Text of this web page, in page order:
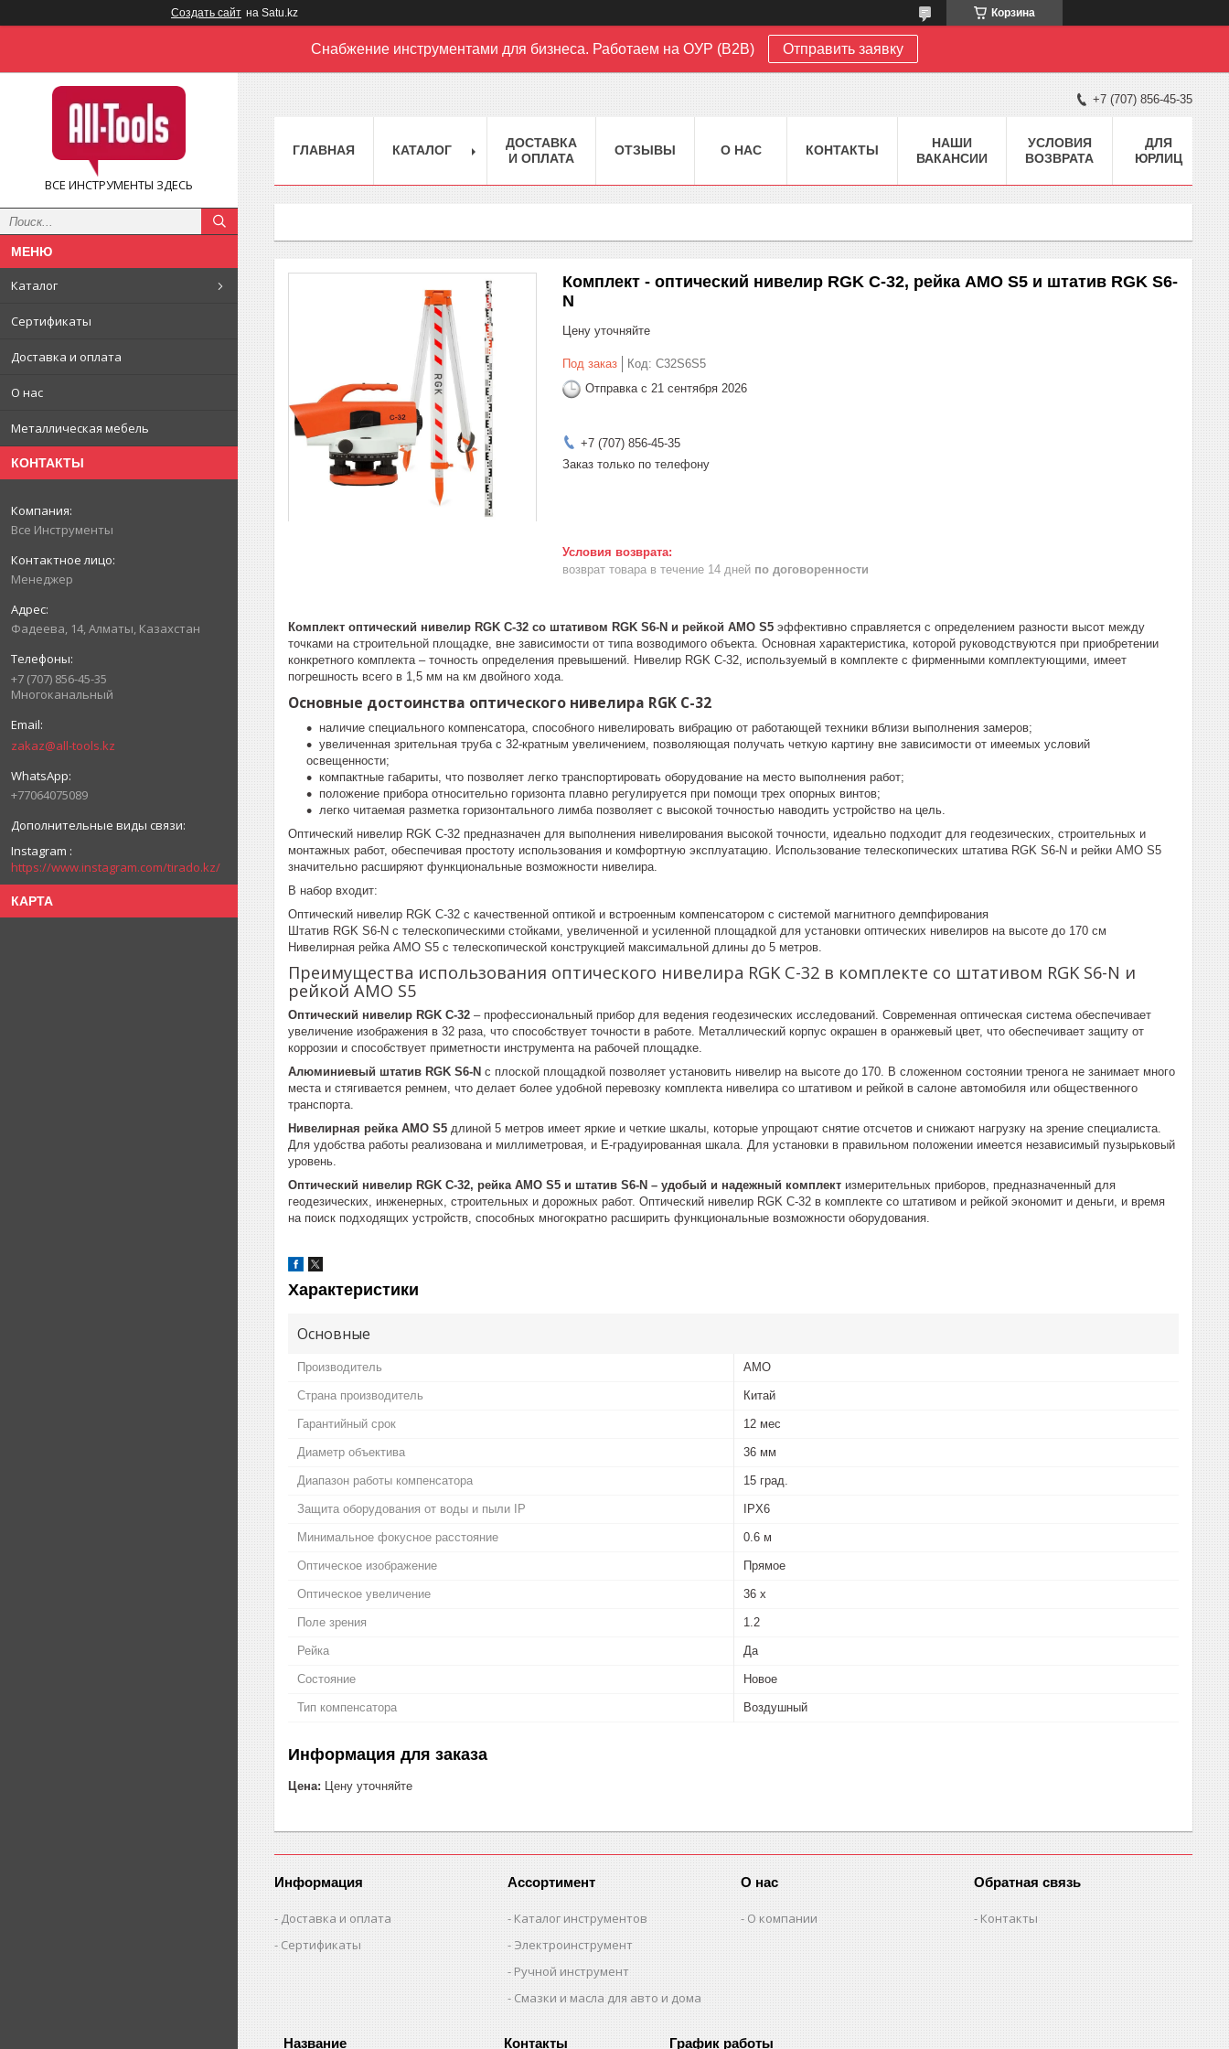
Создать сайт на Satu.kz Корзина
Снабжение инструментами для бизнеса. Работаем на ОУР (B2B) Отправить заявку
ВСЕ ИНСТРУМЕНТЫ ЗДЕСЬ
Каталог
Сертификаты
Доставка и оплата
О нас
Металлическая мебель
КОНТАКТЫ
Все Инструменты
Менеджер
Фадеева, 14, Алматы, Казахстан
+7 (707) 856-45-35
Многоканальный
zakaz@all-tools.kz
+77064075089
Instagram
https://www.instagram.com/tirado.kz/
КАРТА
+7 (707) 856-45-35
ГЛАВНАЯ КАТАЛОГ
ДОСТАВКА
И ОПЛАТА
ОТЗЫВЫ О НАС КОНТАКТЫ
НАШИ
ВАКАНСИИ
УСЛОВИЯ
ВОЗВРАТА
ДЛЯ
ЮРЛИЦ
Комплект - оптический нивелир RGK C-32, рейка AMO S5 и штатив RGK S6-
N
Цену уточняйте
Под заказ Код: C32S6S5
Отправка с 21 сентября 2026
+7 (707) 856-45-35
Заказ только по телефону
возврат товара в течение 14 дней по договоренности
Комплект оптический нивелир RGK C-32 со штативом RGK S6-N и рейкой AMO S5 эффективно справляется с определением разности высот между
точками на строительной площадке, вне зависимости от типа возводимого объекта. Основная характеристика, которой руководствуются при приобретении
конкретного комплекта – точность определения превышений. Нивелир RGK С-32, используемый в комплекте с фирменными комплектующими, имеет
погрешность всего в 1,5 мм на км двойного хода.
Основные достоинства оптического нивелира RGK C-32
наличие специального компенсатора, способного нивелировать вибрацию от работающей техники вблизи выполнения замеров;
увеличенная зрительная труба с 32-кратным увеличением, позволяющая получать четкую картину вне зависимости от имеемых условий
освещенности;
компактные габариты, что позволяет легко транспортировать оборудование на место выполнения работ;
положение прибора относительно горизонта плавно регулируется при помощи трех опорных винтов;
легко читаемая разметка горизонтального лимба позволяет с высокой точностью наводить устройство на цель.
Оптический нивелир RGK C-32 предназначен для выполнения нивелирования высокой точности, идеально подходит для геодезических, строительных и
монтажных работ, обеспечивая простоту использования и комфортную эксплуатацию. Использование телескопических штатива RGK S6-N и рейки AMO S5
значительно расширяют функциональные возможности нивелира.
В набор входит:
Оптический нивелир RGK C-32 с качественной оптикой и встроенным компенсатором с системой магнитного демпфирования
Штатив RGK S6-N с телескопическими стойками, увеличенной и усиленной площадкой для установки оптических нивелиров на высоте до 170 см
Нивелирная рейка AMO S5 с телескопической конструкцией максимальной длины до 5 метров.
Преимущества использования оптического нивелира RGK C-32 в комплекте со штативом RGK S6-N и
рейкой AMO S5
Оптический нивелир RGK C-32 – профессиональный прибор для ведения геодезических исследований. Современная оптическая система обеспечивает
увеличение изображения в 32 раза, что способствует точности в работе. Металлический корпус окрашен в оранжевый цвет, что обеспечивает защиту от
коррозии и способствует приметности инструмента на рабочей площадке.
Алюминиевый штатив RGK S6-N с плоской площадкой позволяет установить нивелир на высоте до 170. В сложенном состоянии тренога не занимает много
места и стягивается ремнем, что делает более удобной перевозку комплекта нивелира со штативом и рейкой в салоне автомобиля или общественного
транспорта.
Нивелирная рейка AMO S5 длиной 5 метров имеет яркие и четкие шкалы, которые упрощают снятие отсчетов и снижают нагрузку на зрение специалиста.
Для удобства работы реализована и миллиметровая, и Е-градуированная шкала. Для установки в правильном положении имеется независимый пузырьковый
уровень.
Оптический нивелир RGK C-32, рейка AMO S5 и штатив S6-N – удобый и надежный комплект измерительных приборов, предназначенный для
геодезических, инженерных, строительных и дорожных работ. Оптический нивелир RGK C-32 в комплекте со штативом и рейкой экономит и деньги, и время
на поиск подходящих устройств, способных многократно расширить функциональные возможности оборудования.
Характеристики
Основные
Производитель AMO
Страна производитель Китай
Гарантийный срок 12 мес
Диаметр объектива 36 мм
Диапазон работы компенсатора 15 град.
Защита оборудования от воды и пыли IP IPX6
Минимальное фокусное расстояние 0.6 м
Оптическое изображение Прямое
Оптическое увеличение 36 х
Поле зрения 1.2
Рейка Да
Состояние Новое
Тип компенсатора Воздушный
Информация для заказа
Цена: Цену уточняйте
Информация
Доставка и оплата
Сертификаты
Ассортимент
Каталог инструментов
Электроинструмент
Ручной инструмент
Смазки и масла для авто и дома
О нас
О компании
Обратная связь
Контакты
График работы